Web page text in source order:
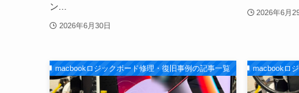
ン...
2026年6月30日
2026年6月
macbookロジックボード修理・復旧事例の記事一覧 macbookロ